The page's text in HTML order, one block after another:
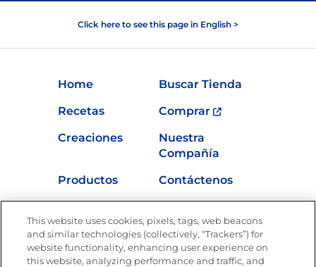
Click here to see this page in English >
Home
Buscar Tienda
Recetas
Comprar
Creaciones
Nuestra
Compañía
Productos
Contáctenos
Nutrición
This website uses cookies, pixels, tags, web beacons
and similar technologies (collectively, “Trackers”) for
website functionality, enhancing user experience on
this website, analyzing performance and traffic, and